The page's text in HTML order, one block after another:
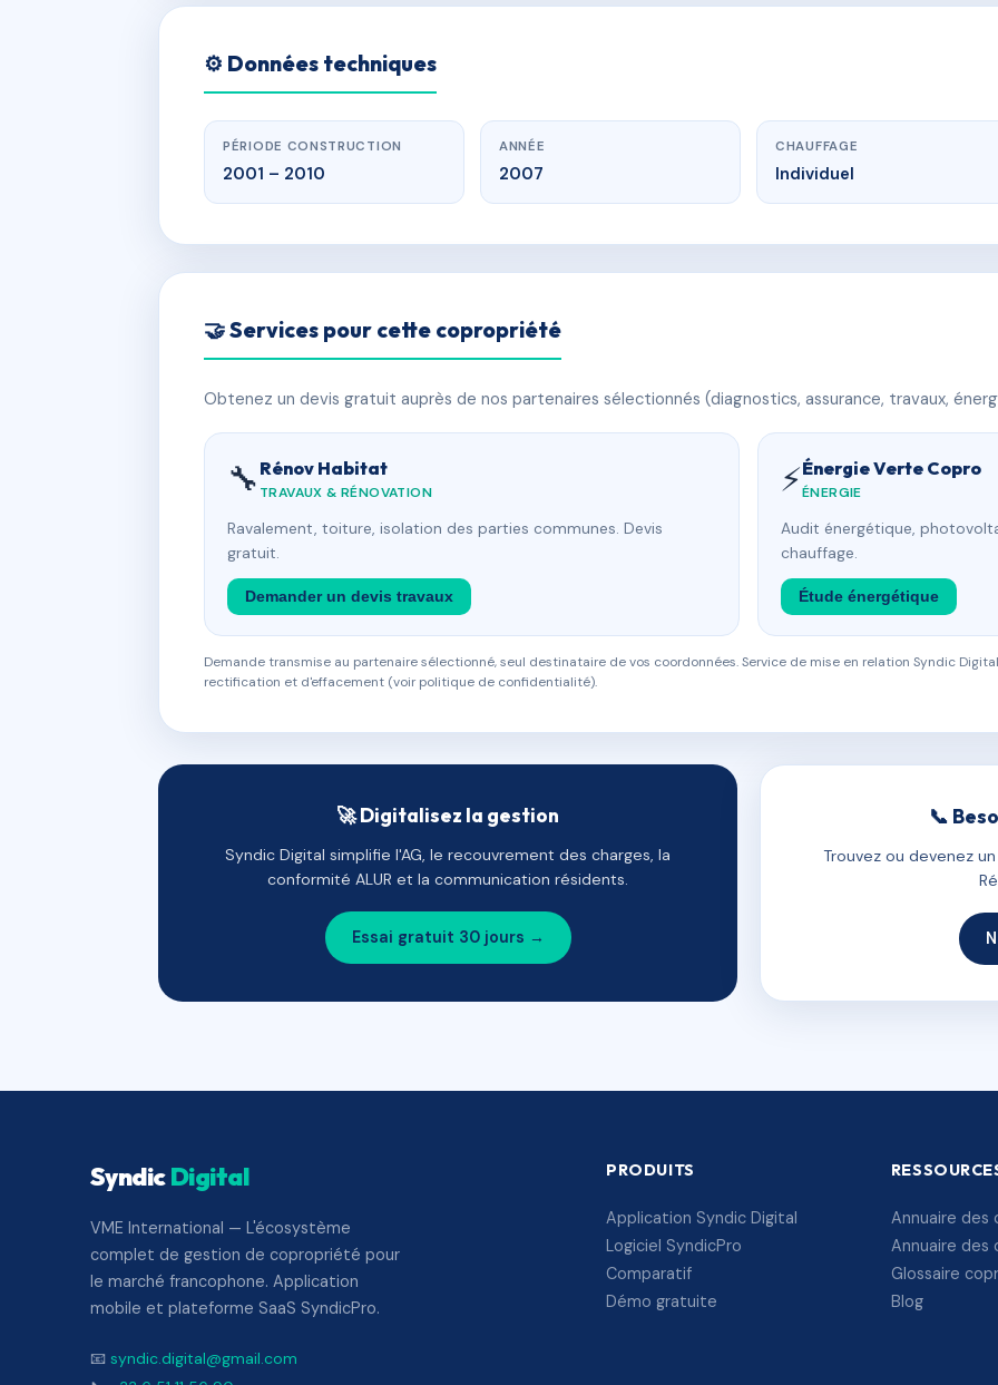
⚙️ Données techniques
PÉRIODE CONSTRUCTION
2001 – 2010
ANNÉE
2007
CHAUFFAGE
Individuel
🤝 Services pour cette copropriété
Obtenez un devis gratuit auprès de nos partenaires sélectionnés (diagnostics, assurance, travaux,
🔧 Rénov Habitat
TRAVAUX & RÉNOVATION
Ravalement, toiture, isolation des parties communes. Devis
gratuit.
Demander un devis travaux
⚡Énergie Verte Copro
ÉNERGIE
Audit énergétique,
chauffage.
Étude énergétique
Demande transmise au partenaire sélectionné, seul destinataire de vos coordonnées. Service de mise en relation Syndic
rectification et d'effacement (voir politique de confidentialité).
🚀 Digitalisez la gestion
Syndic Digital simplifie l'AG, le recouvrement des charges, la
conformité ALUR et la communication résidents.
Essai gratuit 30 jours →
📞
Trouvez ou devenez
SyndicDigital
VME International — L'écosystème
complet de gestion de copropriété pour
le marché francophone. Application
mobile et plateforme SaaS SyndicPro.
📧 syndic.digital@gmail.com
PRODUITS
Application Syndic Digital
Logiciel SyndicPro
Comparatif
Démo gratuite
Annuaire
Annuaire des
Glossaire
Blog